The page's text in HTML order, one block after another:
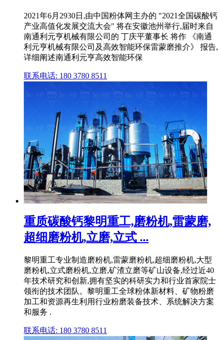
2021年6月2930日,由中国粉体网主办的 "2021全国碳酸钙
产业高值化发展交流大会" 将在安徽池州举行,届时来自
南通利元亨机械有限公司的 丁庆平董事长 将作 《南通
利元亨机械有限公司及高效智能环保雷蒙磨推介》 报告,
详细阐述南通利元亨高效智能环保
联系电话: 180 3780 8511
重质碳酸钙黎明重工,磨粉机,雷蒙磨,
超细磨粉机,立磨,立式 ...
黎明重工专业制造磨粉机,雷蒙磨粉机,超细磨粉机,大型
磨粉机,立式磨粉机,立磨,矿渣立磨等矿山设备,经过近40
年技术研究和创新,拥有坚实的科研实力和行业首家院士
领衔的技术团队。黎明重工全球粉体新材料、矿物粉磨
加工和资源再生利用行业粉磨装备技术、系统解决方案
和服务 .
联系电话: 180 3780 8511